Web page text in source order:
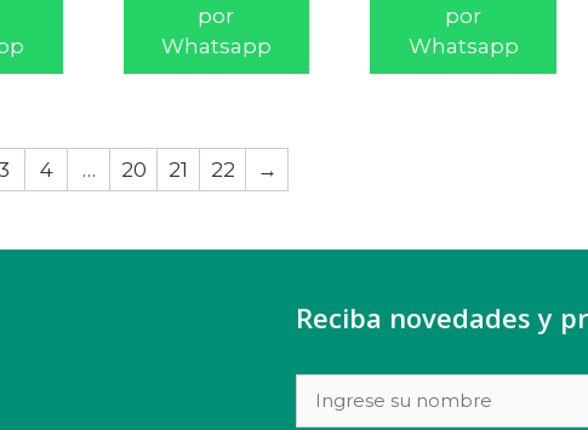
por
Whatsapp
por
Whatsapp
4 … 20 21 22 →
Reciba novedades y